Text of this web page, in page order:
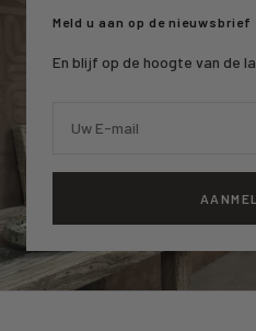
Meld u aan op de nieuwsbrief
En blijf op de hoogte van de
Uw E-mail